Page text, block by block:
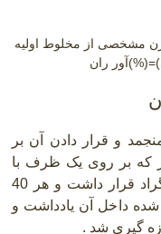
مشخصی از مخلوط اولیه
ران
گرم بستنی منجمد و قرار دادن آن بر
ابعاد 5/0×5/0 سانتیمتر که بر روی یک ظرف با
وزن مشخص در دمای 55 درجه سانتیگراد قرار داشت و هر 40
داخل آن یادداشت و
گیری شد .